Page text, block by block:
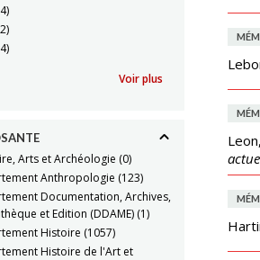
Voir plus
Arts et Archéologie (0)
Anthropologie (123)
Documentation, Archives,
et Edition (DDAME) (1)
Histoire (1057)
Histoire de l'Art et